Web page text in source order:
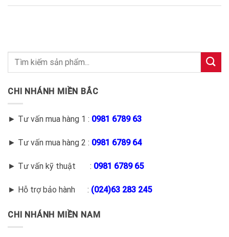
CHI NHÁNH MIỀN BẮC
► Tư vấn mua hàng 1 : 0981 6789 63
► Tư vấn mua hàng 2 : 0981 6789 64
► Tư vấn kỹ thuật : 0981 6789 65
► Hỗ trợ bảo hành : (024)63 283 245
CHI NHÁNH MIỀN NAM